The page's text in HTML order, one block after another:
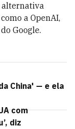
alternativa
a OpenAI,
Google.
China' — e ela
com
diz